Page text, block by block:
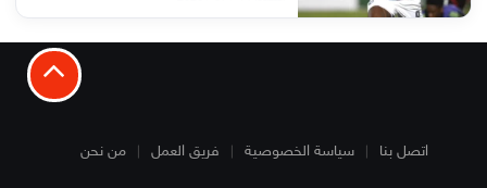
اتصل بنا سياسة الخصوصية فريق العمل من نحن